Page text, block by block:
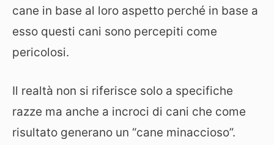
cane in base al loro aspetto perché in base a
esso questi cani sono percepiti come
pericolosi.
Il realtà non si riferisce solo a specifiche
razze ma anche a incroci di cani che come
risultato generano un “cane minaccioso”.